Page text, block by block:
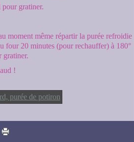
pour gratiner.
moment même répartir la purée refroidie
four 20 minutes (pour rechauffer) à 180°
gratiner.
!